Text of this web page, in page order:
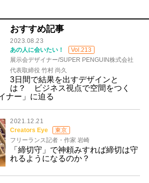
おすすめ記事
2023.08.23
あの人に会いたい！
Vol.213
展示会デザイナー/SUPER PENGUIN株式会社
代表取締役 竹村 尚久
3日間で結果を出すデザインと
は？ ビジネス視点で空間をつく
ナー」に迫る
2021.12.21
Creators Eye
東京
フリーランス記者・作家 岩崎
「締切守」で神頼みすれば締切は守
れるようになるのか？